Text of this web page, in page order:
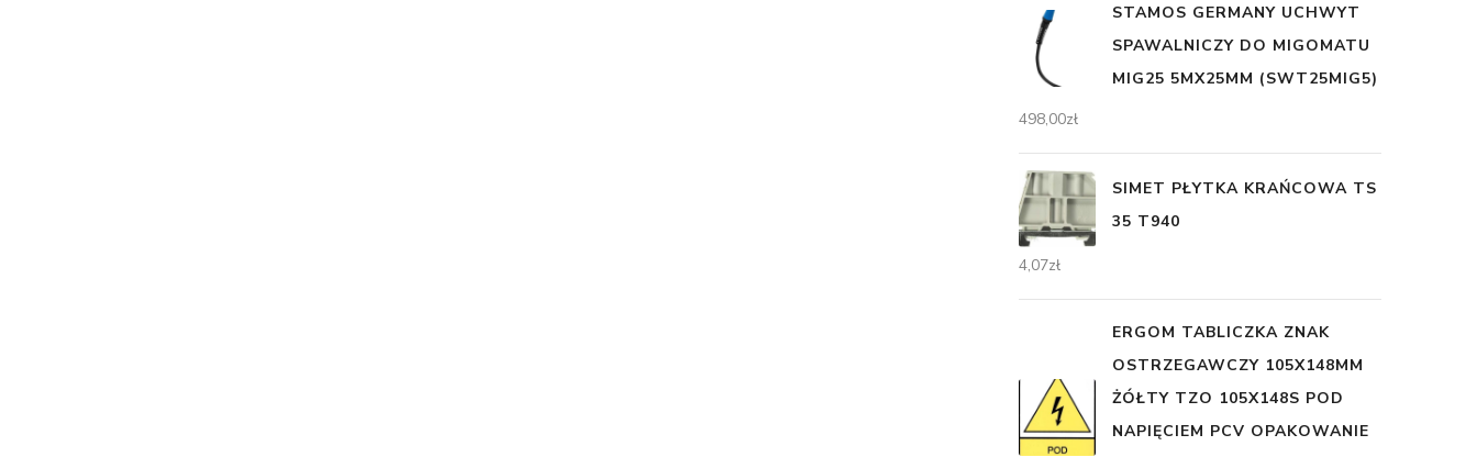
STAMOS GERMANY UCHWYT
SPAWALNICZY DO MIGOMATU
MIG25 5MX25MM (SWT25MIG5)
498,00zł
SIMET PŁYTKA KRAŃCOWA TS
35 T940
4,07zł
ERGOM TABLICZKA ZNAK
OSTRZEGAWCZY 105X148MM
ŻÓŁTY TZO 105X148S POD
NAPIĘCIEM PCV OPAKOWANIE